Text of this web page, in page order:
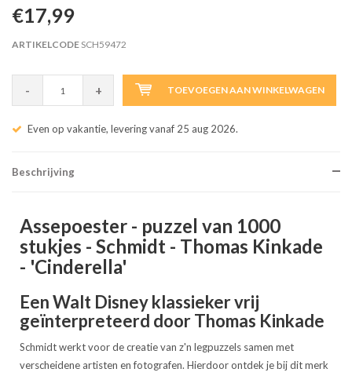
€17,99
ARTIKELCODE SCH59472
- + TOEVOEGEN AAN WINKELWAGEN
Even op vakantie, levering vanaf 25 aug 2026.
Beschrijving
Assepoester - puzzel van 1000
stukjes - Schmidt - Thomas Kinkade
- 'Cinderella'
Een Walt Disney klassieker vrij
geïnterpreteerd door Thomas Kinkade
Schmidt werkt voor de creatie van z'n legpuzzels samen met
verscheidene artisten en fotografen. Hierdoor ontdek je bij dit merk